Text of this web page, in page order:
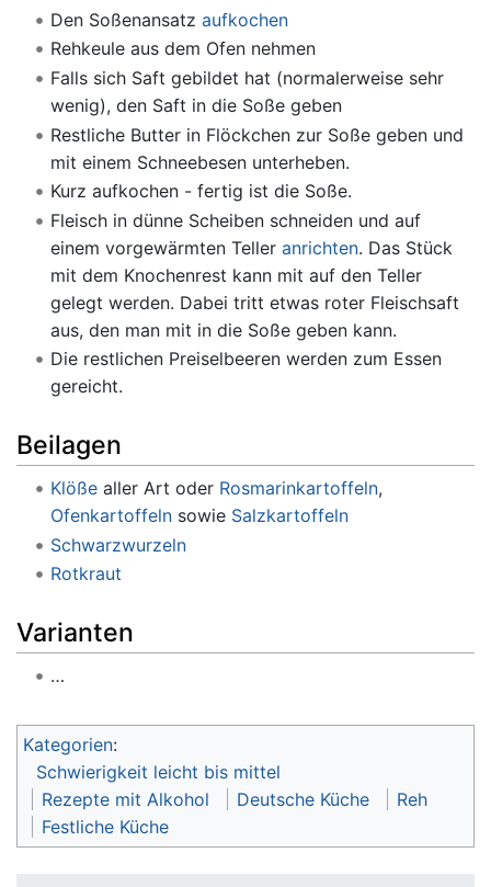
Den Soßenansatz aufkochen
Rehkeule aus dem Ofen nehmen
Falls sich Saft gebildet hat (normalerweise sehr
wenig), den Saft in die Soße geben
Restliche Butter in Flöckchen zur Soße geben und
mit einem Schneebesen unterheben.
Kurz aufkochen - fertig ist die Soße.
Fleisch in dünne Scheiben schneiden und auf
einem vorgewärmten Teller anrichten. Das Stück
mit dem Knochenrest kann mit auf den Teller
gelegt werden. Dabei tritt etwas roter Fleischsaft
aus, den man mit in die Soße geben kann.
Die restlichen Preiselbeeren werden zum Essen
gereicht.
Beilagen
Klößealler Art oder Rosmarinkartoffeln,
Ofenkartoffelnsowie Salzkartoffeln
Schwarzwurzeln
Rotkraut
Varianten
…
Kategorien:
Schwierigkeit leicht bis mittel
Rezepte mit Alkohol
Deutsche Küche
Reh
Festliche Küche